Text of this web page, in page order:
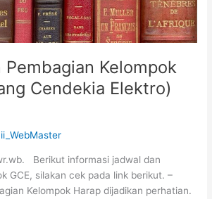
Kelompok
Cendekia Elektro)
Berikut informasi jadwal dan
GCE, silakan cek pada link berikut. –
Kelompok Harap dijadikan perhatian.